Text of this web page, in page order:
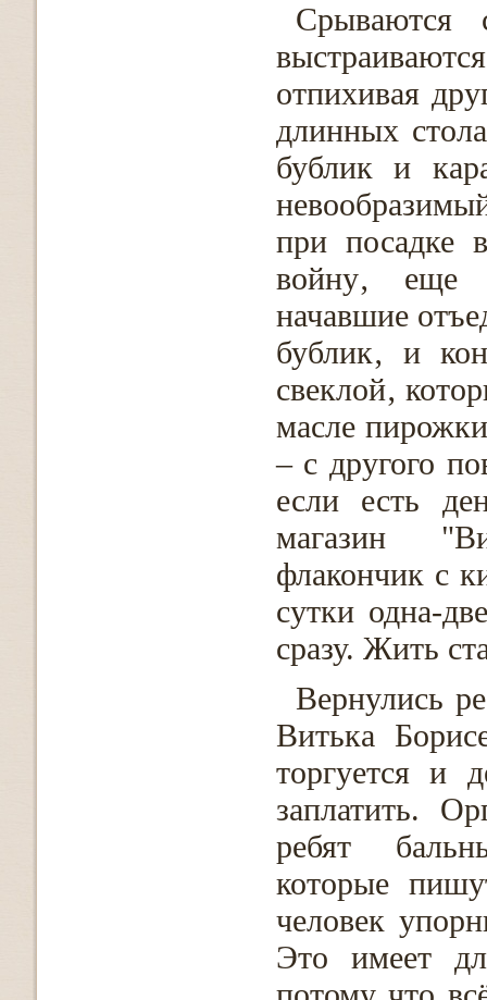
Срываются
отпихивая
длинных
бублик и
при посадке
войну‚ еще
начавшие
бублик‚ и
свеклой‚
масле
– с другого
если есть
магазин
флакончик с
сутки одна-
сразу. Жить
Вернулись
Витька
торгуется и
заплатить.
ребят
которые
человек
Это имеет